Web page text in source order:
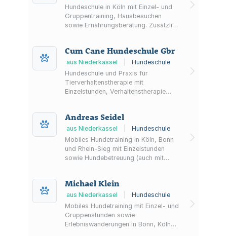
Hundeschule in Köln mit Einzel- und
Gruppentraining, Hausbesuchen
sowie Ernährungsberatung. Zusätzlich
Cum Cane Hundeschule Gbr
aus Niederkassel
Hundeschule
Hundeschule und Praxis für
Tierverhaltenstherapie mit
Einzelstunden, Verhaltenstherapie
Hundehalter.
Andreas Seidel
aus Niederkassel
Hundeschule
Mobiles Hundetraining in Köln, Bonn
und Rhein-Sieg mit Einzelstunden
sowie Hundebetreuung (auch mit
Abholung.
Michael Klein
aus Niederkassel
Hundeschule
Mobiles Hundetraining mit Einzel- und
Gruppenstunden sowie
Erlebniswanderungen in Bonn, Köln